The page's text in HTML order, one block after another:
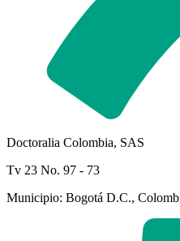
Doctoralia Colombia, SAS
Tv 23 No. 97 - 73
Municipio: Bogotá D.C.,